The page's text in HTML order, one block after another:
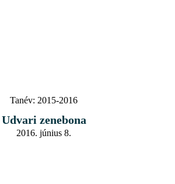
Tanév: 2015-2016
Udvari zenebona
2016. június 8.